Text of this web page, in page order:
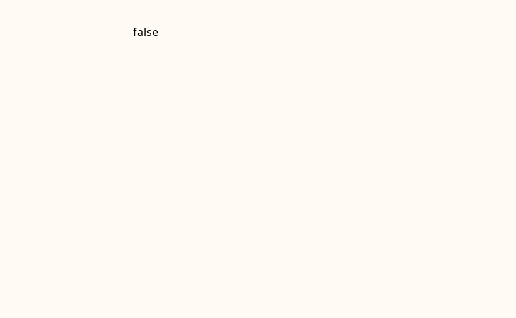
false